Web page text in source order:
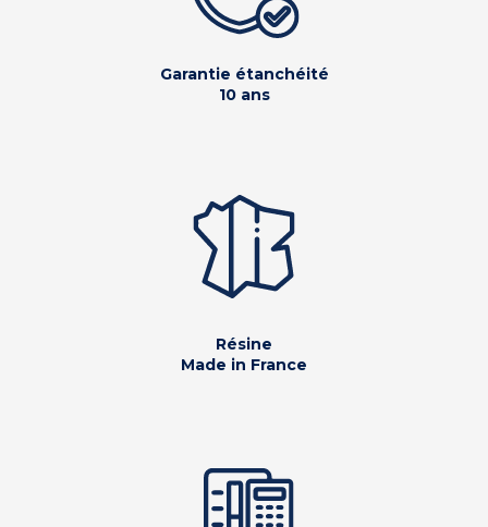
Garantie étanchéité
10 ans
Résine
Made in France